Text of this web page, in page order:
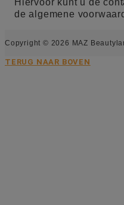
de algemene
Copyright © 2026 MAZ
TERUG NAAR BOVEN